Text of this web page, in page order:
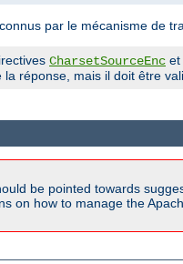
par le mécanisme de
CharsetSourceEnc et
réponse, mais il doit être
be pointed towards
on how to manage the